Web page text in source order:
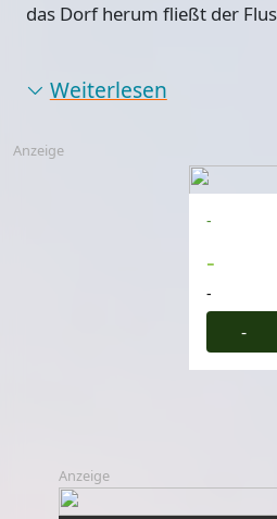
das Dorf herum fließt der
Weiterlesen
Anzeige
-
-
-
-
Anzeige